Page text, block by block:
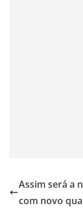
Assim será a
com novo